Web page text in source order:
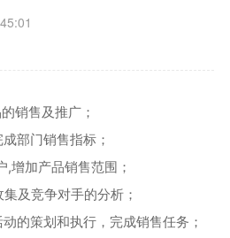
销售及推广；
部门销售指标；
增加产品销售范围；
及竞争对手的分析；
的策划和执行，完成销售任务；